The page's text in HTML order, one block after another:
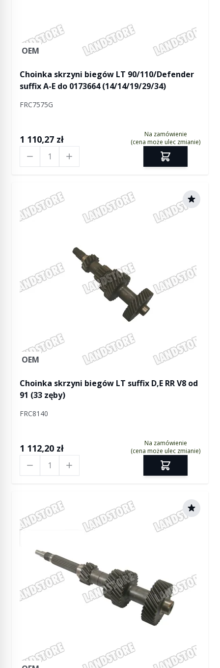
OEM
Choinka skrzyni biegów LT 90/110/Defender
suffix A-E do 0173664 (14/14/19/29/34)
FRC7575G
1 110,27 zł
Na zamówienie
(cena może ulec zmianie)
OEM
Choinka skrzyni biegów LT suffix D,E RR V8 od
91 (33 zęby)
FRC8140
1 112,20 zł
Na zamówienie
(cena może ulec zmianie)